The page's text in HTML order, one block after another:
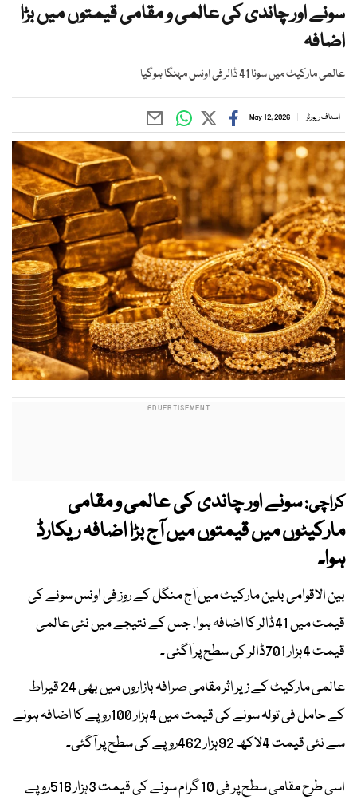
سونے اور چاندی کی عالمی و مقامی قیمتوں میں بڑا
اضافہ
عالمی مارکیٹ میں سونا 41 ڈالر فی اونس مہنگا ہوگیا
اسٹاف رپورٹر May 12, 2026
کراچی:سونے اور چاندی کی عالمی و مقامی
مارکیٹوں میں قیمتوں میں آج بڑا اضافہ ریکارڈ
ہوا۔
بین الاقوامی بلین مارکیٹ میں آج منگل کے روز فی اونس سونے کی
قیمت میں 41ڈالر کا اضافہ ہوا، جس کے نتیجے میں نئی عالمی
قیمت 4ہزار 701ڈالر کی سطح پر آگئی ۔
عالمی مارکیٹ کے زیر اثر مقامی صرافہ بازاروں میں بھی 24 قیراط
کے حامل فی تولہ سونے کی قیمت میں 4ہزار 100روپے کا اضافہ ہونے
سے نئی قیمت 4لاکھ 92ہزار 462روپے کی سطح پر آگئی۔
اسی طرح مقامی سطح پر فی 10 گرام سونے کی قیمت 3ہزار 516روپے